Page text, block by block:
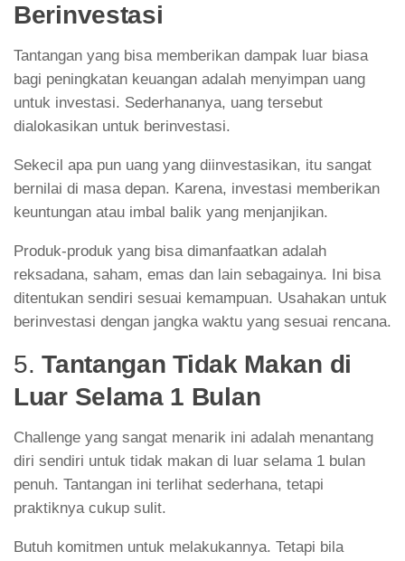
Berinvestasi
Tantangan yang bisa memberikan dampak luar biasa
bagi peningkatan keuangan adalah menyimpan uang
untuk investasi. Sederhananya, uang tersebut
dialokasikan untuk berinvestasi.
Sekecil apa pun uang yang diinvestasikan, itu sangat
bernilai di masa depan. Karena, investasi memberikan
keuntungan atau imbal balik yang menjanjikan.
Produk-produk yang bisa dimanfaatkan adalah
reksadana, saham, emas dan lain sebagainya. Ini bisa
ditentukan sendiri sesuai kemampuan. Usahakan untuk
berinvestasi dengan jangka waktu yang sesuai rencana.
5.Tantangan Tidak Makan di
Luar Selama 1 Bulan
Challenge yang sangat menarik ini adalah menantang
diri sendiri untuk tidak makan di luar selama 1 bulan
penuh. Tantangan ini terlihat sederhana, tetapi
praktiknya cukup sulit.
Butuh komitmen untuk melakukannya. Tetapi bila